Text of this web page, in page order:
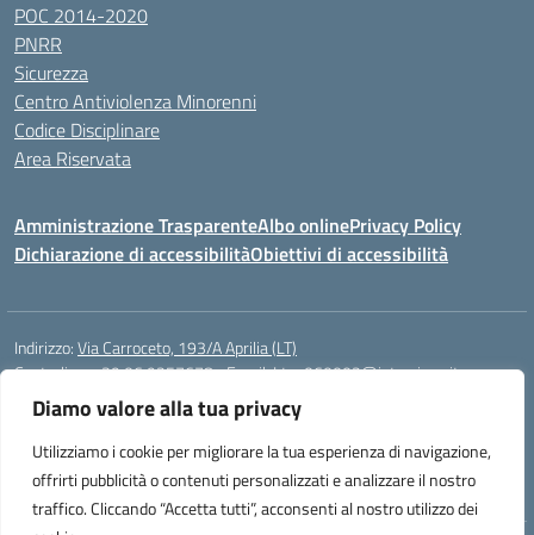
Diamo valore alla tua privacy
Utilizziamo i cookie per migliorare la tua esperienza di navigazione,
offrirti pubblicità o contenuti personalizzati e analizzare il nostro
traffico. Cliccando “Accetta tutti”, acconsenti al nostro utilizzo dei
POC 2014-2020
PNRR
Sicurezza
Centro Antiviolenza Minorenni
Codice Disciplinare
Area Riservata
Amministrazione TrasparenteAlbo onlinePrivacy Policy
Dichiarazione di accessibilitàObiettivi di accessibilità
Indirizzo:Via Carroceto, 193/A Aprilia (LT)
Centralino:+39 06 9257678 Email:Ltps060002@istruzione.it
Posta elettronica certificata (PEC): Ltps060002@pec.istruzione.it
Codice fiscale: 91001930592
Codice meccanografico: LTPS060002